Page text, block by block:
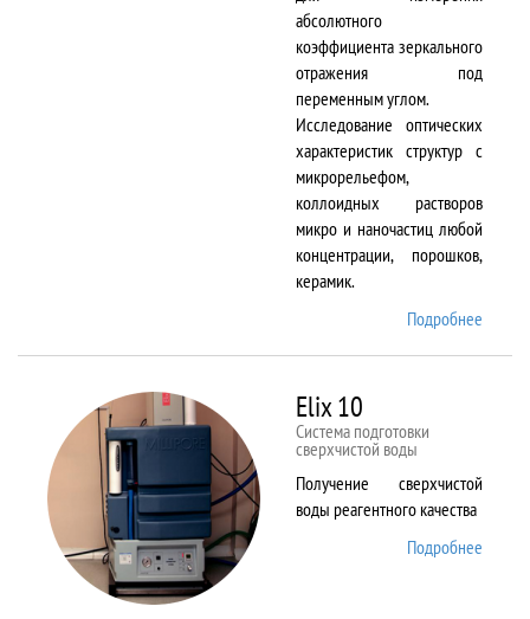
абсолютного
коэффициента зеркального
отражения под
переменным углом.
Исследование оптических
характеристик структур с
микрорельефом,
коллоидных растворов
микро и наночастиц любой
концентрации, порошков,
керамик.
Подробнее
Elix 10
Cистема подготовки
сверхчистой воды
Получение сверхчистой
воды реагентного качества
Подробнее